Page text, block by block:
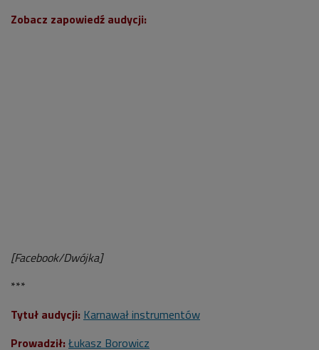
Zobacz zapowiedź audycji:
[Facebook/Dwójka]
***
Tytuł audycji: Karnawał instrumentów
Prowadził: Łukasz Borowicz